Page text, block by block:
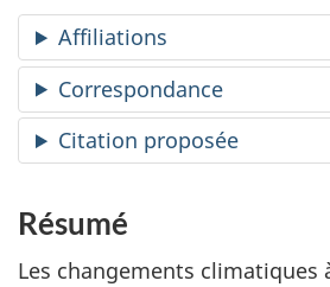
Affiliations
Correspondance
Citation proposée
Résumé
Les changements climatiques